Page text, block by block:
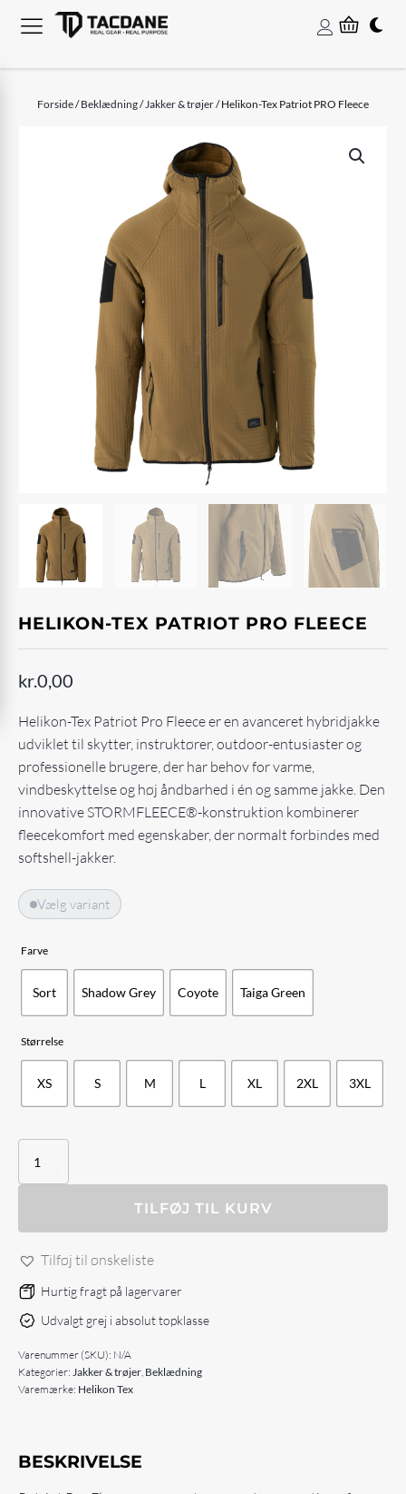
Forside/Beklædning/Jakker & trøjer/ Helikon-Tex Patriot PRO Fleece
HELIKON-TEX PATRIOT PRO FLEECE
kr.0,00
Helikon-Tex Patriot Pro Fleece er en avanceret hybridjakke
udviklet til skytter, instruktører, outdoor-entusiaster og
professionelle brugere, der har behov for varme,
vindbeskyttelse og høj åndbarhed i én og samme jakke. Den
innovative STORMFLEECE®-konstruktion kombinerer
fleecekomfort med egenskaber, der normalt forbindes med
softshell-jakker.
Vælg variant
Farve
Sort Shadow Grey Coyote Taiga Green
Størrelse
XS S M L XL 2XL 3XL
Helikon-
Patriot
TILFØJ TIL KURV
Tilføj til ønskeliste
Hurtig fragt på lagervarer
Udvalgt grej i absolut topklasse
Varenummer (SKU): N/A
Kategorier: Jakker & trøjer, Beklædning
Varemærke: Helikon Tex
BESKRIVELSE